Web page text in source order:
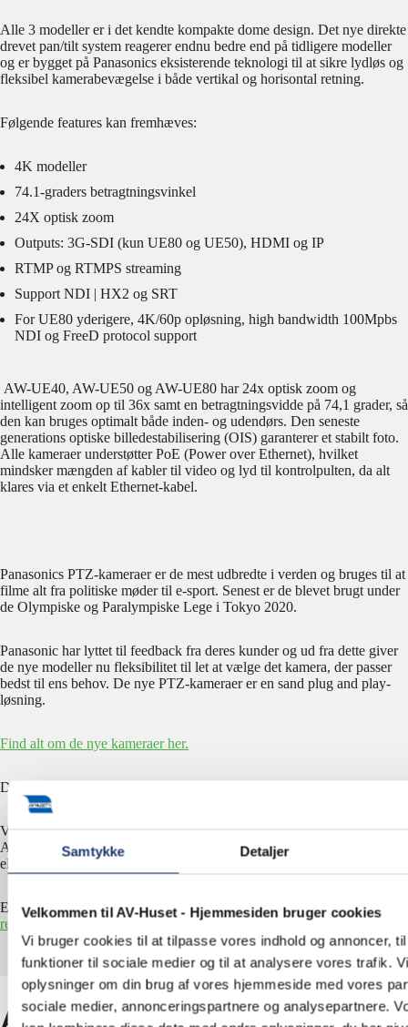
Samtykke Detaljer
Velkommen til AV-Huset - Hjemmesiden bruger cookies
Vi bruger cookies til at tilpasse vores indhold og annoncer,
funktioner til sociale medier og til at analysere vores trafik.
oplysninger om din brug af vores hjemmeside med vores
sociale medier, annonceringspartnere og analysepartnere.
Alle 3 modeller er i det kendte kompakte dome design. Det nye direkte
drevet pan/tilt system reagerer endnu bedre end på tidligere modeller
og er bygget på Panasonics eksisterende teknologi til at sikre lydløs og
fleksibel kamerabevægelse i både vertikal og horisontal retning.
Følgende features kan fremhæves:
4K modeller
74.1-graders betragtningsvinkel
24X optisk zoom
Outputs: 3G-SDI (kun UE80 og UE50), HDMI og IP
RTMP og RTMPS streaming
Support NDI | HX2 og SRT
For UE80 yderigere, 4K/60p opløsning, high bandwidth 100Mpbs
NDI og FreeD protocol support
AW-UE40, AW-UE50 og AW-UE80 har 24x optisk zoom og
intelligent zoom op til 36x samt en betragtningsvidde på 74,1 grader, så
den kan bruges optimalt både inden- og udendørs. Den seneste
generations optiske billedestabilisering (OIS) garanterer et stabilt foto.
Alle kameraer understøtter PoE (Power over Ethernet), hvilket
mindsker mængden af kabler til video og lyd til kontrolpulten, da alt
klares via et enkelt Ethernet-kabel.
Panasonics PTZ-kameraer er de mest udbredte i verden og bruges til at
filme alt fra politiske møder til e-sport. Senest er de blevet brugt under
de Olympiske og Paralympiske Lege i Tokyo 2020.
Panasonic har lyttet til feedback fra deres kunder og ud fra dette giver
de nye modeller nu fleksibilitet til let at vælge det kamera, der passer
bedst til ens behov. De nye PTZ-kameraer er en sand plug and play-
løsning.
Find alt om de nye kameraer her.
De nye modeller er netop kommet hjem.
Vil du høre mere om Panasonics nye 4K PTZ-kameraer AW-UE40,
AW-UE50 og AW-UE80, kan du kontakte os på telefon
eller mail
info@av-huset.dk
Er du forhandler? Kontakt René Lovén på telefon2542 7136eller mail
renel@av-huset.dk